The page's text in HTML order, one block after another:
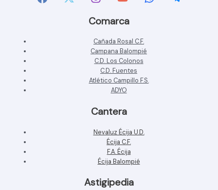
Comarca
Cañada Rosal C.F.
Campana Balompié
C.D. Los Colonos
C.D. Fuentes
Atlético Campillo F.S.
ADYO
Cantera
Nevaluz Écija U.D.
Écija C.F.
F.A. Écija
Écija Balompié
Astigipedia